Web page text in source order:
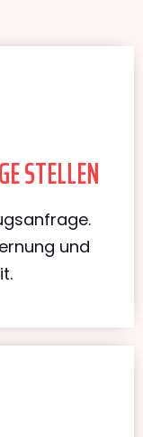
STELLEN
und